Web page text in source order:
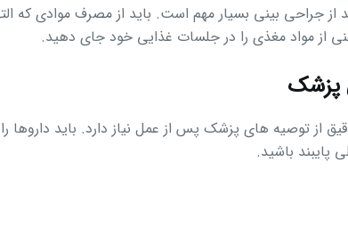
از جراحی بینی بسیار مهم است. باید از مصرف موادی که
از مواد مغذی را در جلسات غذایی خود جای دهید.
از توصیه های پزشک پس از عمل نیاز دارد. باید داروها
پایبند باشید.